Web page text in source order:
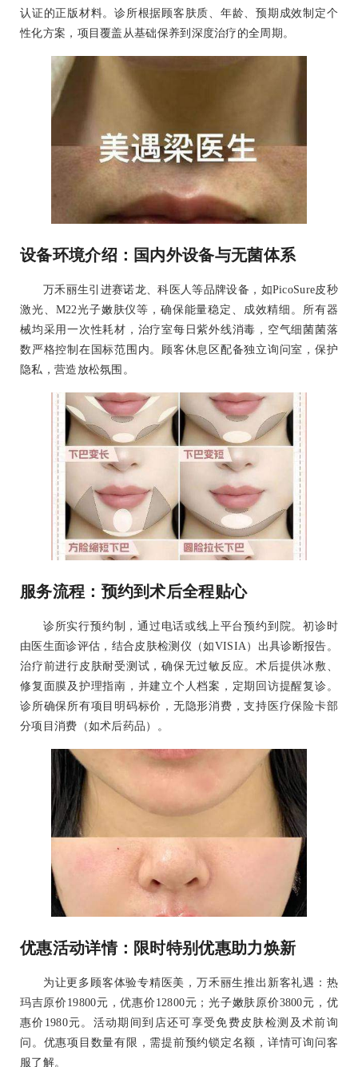
认证的正版材料。诊所根据顾客肤质、年龄、预期成效制定个
性化方案，项目覆盖从基础保养到深度治疗的全周期。
设备环境介绍：国内外设备与无菌体系
万禾丽生引进赛诺龙、科医人等品牌设备，如PicoSure皮秒
激光、M22光子嫩肤仪等，确保能量稳定、成效精细。所有器
械均采用一次性耗材，治疗室每日紫外线消毒，空气细菌菌落
数严格控制在国标范围内。顾客休息区配备独立询问室，保护
隐私，营造放松氛围。
服务流程：预约到术后全程贴心
诊所实行预约制，通过电话或线上平台预约到院。初诊时
由医生面诊评估，结合皮肤检测仪（如VISIA）出具诊断报告。
治疗前进行皮肤耐受测试，确保无过敏反应。术后提供冰敷、
修复面膜及护理指南，并建立个人档案，定期回访提醒复诊。
诊所确保所有项目明码标价，无隐形消费，支持医疗保险卡部
分项目消费（如术后药品）。
优惠活动详情：限时特别优惠助力焕新
为让更多顾客体验专精医美，万禾丽生推出新客礼遇：热
玛吉原价19800元，优惠价12800元；光子嫩肤原价3800元，优
惠价1980元。活动期间到店还可享受免费皮肤检测及术前询
问。优惠项目数量有限，需提前预约锁定名额，详情可询问客
服了解。